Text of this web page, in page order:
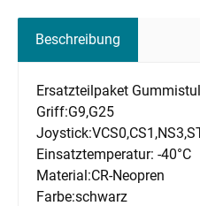
Beschreibung
Ersatzteilpaket
Griff:G9,G25
Einsatztemperatur: -40°C
Material:CR-Neopren
Farbe:schwarz